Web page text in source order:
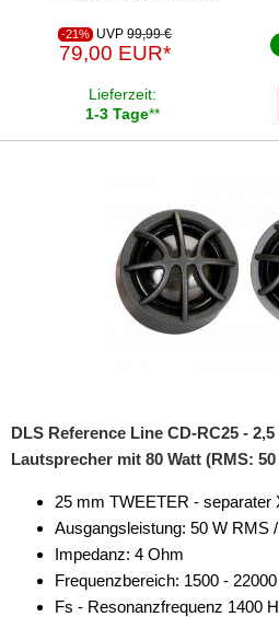
-21% UVP 99,99 €
79,00 EUR*
Lieferzeit:
1-3 Tage**
DLS Reference Line CD-RC25 -
Lautsprecher mit 80 Watt (RMS: 50
25 mm TWEETER - separater
Ausgangsleistung: 50 W RMS
Impedanz: 4 Ohm
Frequenzbereich: 1500 -
Fs - Resonanzfrequenz 1400